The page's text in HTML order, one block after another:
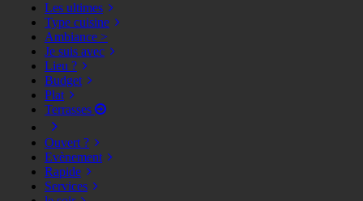
Les ultimes
Type cuisine
Ambiance >
Je suis avec
Lieu ?
Budget
Plat
Terrasses
Ouvert ?
Evènement
Rapide
Services